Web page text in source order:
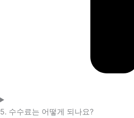
5. 수수료는 어떻게 되나요?